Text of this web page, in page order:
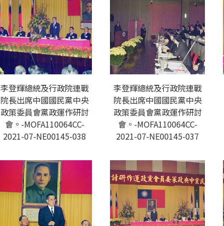
李登輝總統及行政院連戰
院長出席中國國民黨中央
政策委員會黨政運作研討
會。-MOFA110064CC-
2021-07-NE00145-038
李登輝總統及行政院連戰
院長出席中國國民黨中央
政策委員會黨政運作研討
會。-MOFA110064CC-
2021-07-NE00145-037